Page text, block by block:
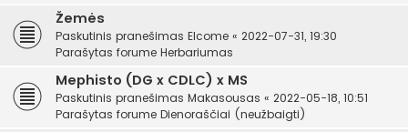
Žemės
Paskutinis pranešimas Elcome « 2022-07-31, 19:30
Parašytas forume Herbariumas
Mephisto (DG x CDLC) x MS
Paskutinis pranešimas Makasousas « 2022-05-18, 10:51
Parašytas forume Dienoraščiai (neužbaigti)